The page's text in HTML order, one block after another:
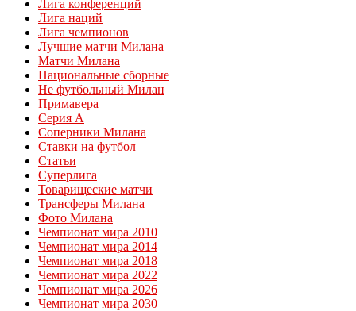
Лига конференций
Лига наций
Лига чемпионов
Лучшие матчи Милана
Матчи Милана
Национальные сборные
Не футбольный Милан
Примавера
Серия А
Соперники Милана
Ставки на футбол
Статьи
Суперлига
Товарищеские матчи
Трансферы Милана
Фото Милана
Чемпионат мира 2010
Чемпионат мира 2014
Чемпионат мира 2018
Чемпионат мира 2022
Чемпионат мира 2026
Чемпионат мира 2030